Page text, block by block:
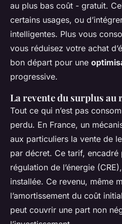
au plus bas coût - gratuit.
certains usages, ou
intelligentes. Plus vous
vous réduisez votre achat
bon départ pour une
progressive.
La revente du surplus au
Tout ce qui n’est pas
perdu. En France, un
aux particuliers la vente de
par décret. Ce tarif,
régulation de l’énergie
installée. Ce revenu, même
l’amortissement du coût
peut couvrir une part non